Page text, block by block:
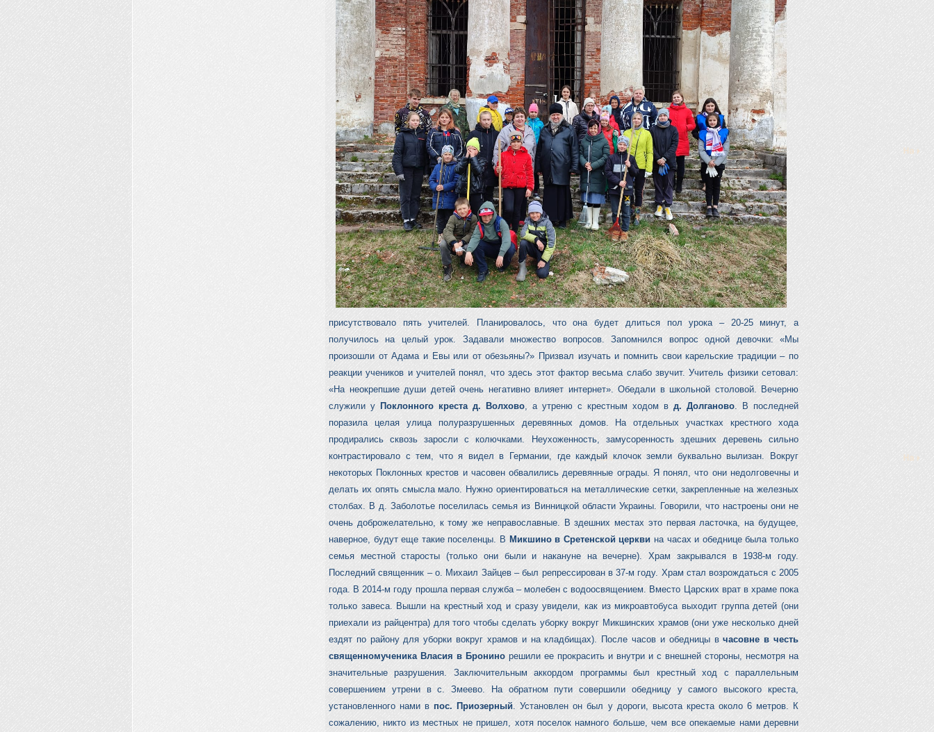
присутствовало пять учителей. Планировалось, что она будет длиться пол урока – 20-25 минут, а
получилось на целый урок. Задавали множество вопросов. Запомнился вопрос одной девочки: «Мы
произошли от Адама и Евы или от обезьяны?» Призвал изучать и помнить свои карельские традиции – по
реакции учеников и учителей понял, что здесь этот фактор весьма слабо звучит. Учитель физики сетовал:
«На неокрепшие души детей очень негативно влияет интернет». Обедали в школьной столовой. Вечерню
служили у Поклонного креста д. Волхово, а утреню с крестным ходом в д. Долганово. В последней
поразила целая улица полуразрушенных деревянных домов. На отдельных участках крестного хода
продирались сквозь заросли с колючками. Неухоженность, замусоренность здешних деревень сильно
контрастировало с тем, что я видел в Германии, где каждый клочок земли буквально вылизан. Вокруг
некоторых Поклонных крестов и часовен обвалились деревянные ограды. Я понял, что они недолговечны и
делать их опять смысла мало. Нужно ориентироваться на металлические сетки, закрепленные на железных
столбах. В д. Заболотье поселилась семья из Винницкой области Украины. Говорили, что настроены они не
очень доброжелательно, к тому же неправославные. В здешних местах это первая ласточка, на будущее,
наверное, будут еще такие поселенцы. В Микшино в Сретенской церкви на часах и обеднице была только
семья местной старосты (только они были и накануне на вечерне). Храм закрывался в 1938-м году.
Последний священник – о. Михаил Зайцев – был репрессирован в 37-м году. Храм стал возрождаться с 2005
года. В 2014-м году прошла первая служба – молебен с водоосвящением. Вместо Царских врат в храме пока
только завеса. Вышли на крестный ход и сразу увидели, как из микроавтобуса выходит группа детей (они
приехали из райцентра) для того чтобы сделать уборку вокруг Микшинских храмов (они уже несколько дней
ездят по району для уборки вокруг храмов и на кладбищах). После часов и обедницы вчасовне в честь
священномученика Власия в Бронинорешили ее прокрасить и внутри и с внешней стороны, несмотря на
значительные разрушения. Заключительным аккордом программы был крестный ход с параллельным
совершением утрени в с. Змеево. На обратном пути совершили обедницу у самого высокого креста,
установленного нами впос. Приозерный. Установлен он был у дороги, высота креста около 6 метров. К
сожалению, никто из местных не пришел, хотя поселок намного больше, чем все опекаемые нами деревни